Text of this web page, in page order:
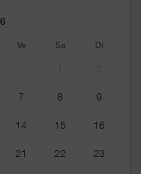
Ve Sa Di
7 8 9
14 15 16
21 22 23